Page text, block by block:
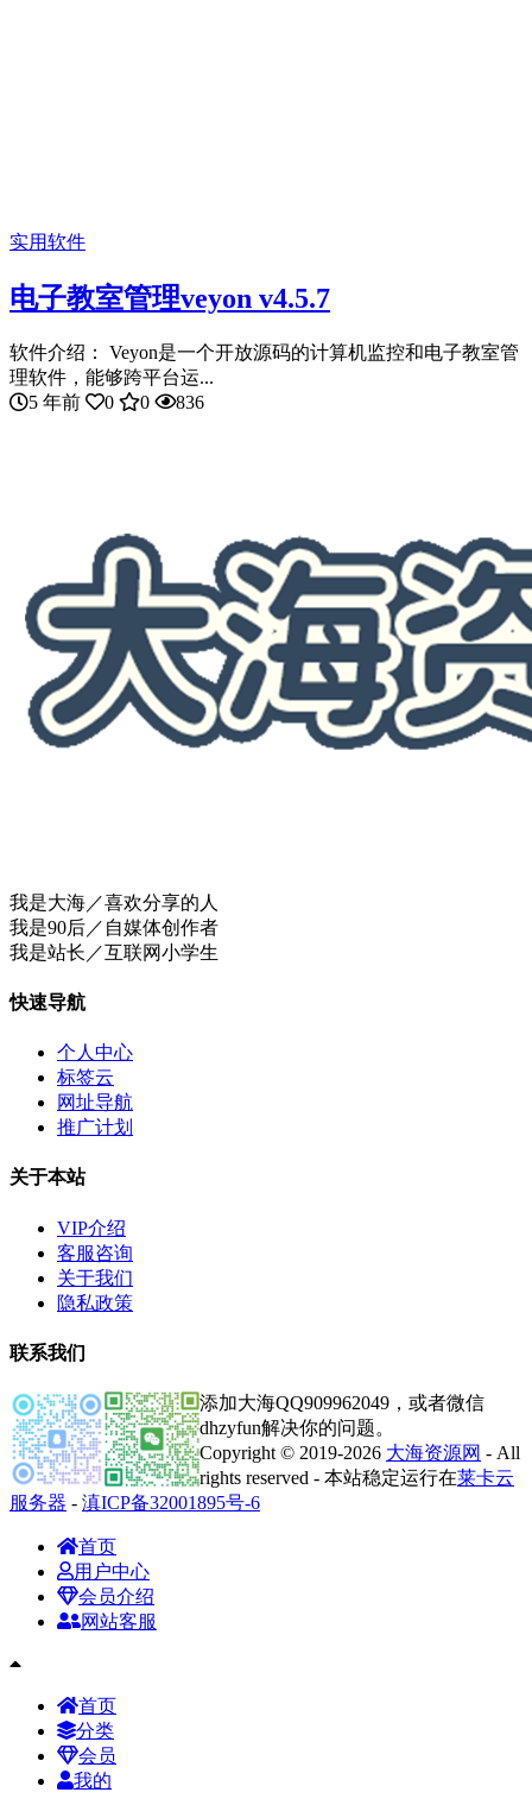
实用软件
电子教室管理veyon v4.5.7
软件介绍： Veyon是一个开放源码的计算机监控和电子教室管
理软件，能够跨平台运...
5 年前
0 0 836
我是大海／喜欢分享的人
我是90后／自媒体创作者
我是站长／互联网小学生
快速导航
个人中心
标签云
网址导航
推广计划
关于本站
VIP介绍
客服咨询
关于我们
隐私政策
联系我们
添加大海QQ909962049，或者微信
dhzyfun解决你的问题。
Copyright © 2019-2026 大海资源网 - All
rights reserved - 本站稳定运行在莱卡云
服务器 - 滇ICP备32001895号-6
首页
用户中心
会员介绍
网站客服
首页
分类
会员
我的